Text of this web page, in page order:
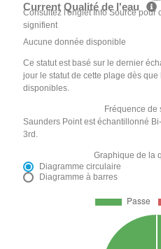
Current Qualité de l'eau
Consultez l'onglet Info Source pour
signifient
Aucune donnée disponible
Ce statut est basé sur le dernier
jour le statut de cette plage dès
disponibles.
Fréquence de
Saunders Point est échantillonné
3rd.
Graphique de la
Diagramme circulaire
Diagramme à barres